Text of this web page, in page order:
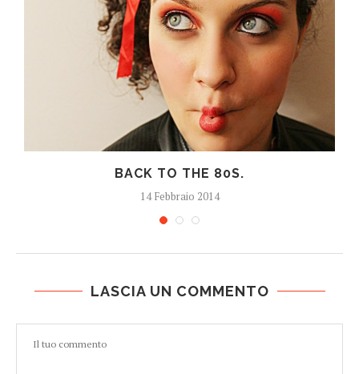
BACK TO THE 80S.
14 Febbraio 2014
LASCIA UN COMMENTO